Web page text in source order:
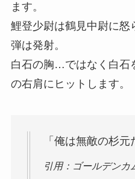
ます。
鯉登少尉は鶴見中尉に怒
弾は発射。
白石の胸…ではなく白石
の右肩にヒットします。
「俺は無敵の杉元
引用：ゴールデンカ